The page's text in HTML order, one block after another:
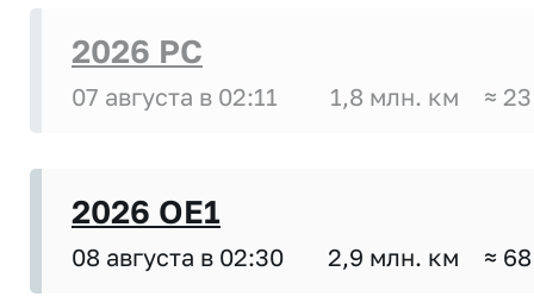
2026 PC
07 августа в 02:11 1,8 млн. км ≈
2026 OE1
08 августа в 02:30 2,9 млн. км ≈